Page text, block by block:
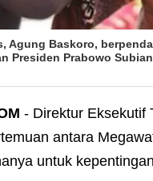
Agung Baskoro,
Presiden Prabowo
- Direktur Eksekutif
antara
untuk